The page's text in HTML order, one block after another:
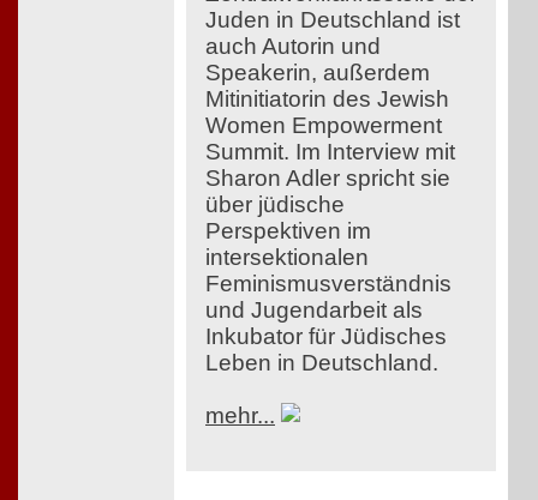
Juden in Deutschland ist
auch Autorin und
Speakerin, außerdem
Mitinitiatorin des Jewish
Women Empowerment
Summit. Im Interview mit
Sharon Adler spricht sie
über jüdische
Perspektiven im
intersektionalen
Feminismusverständnis
und Jugendarbeit als
Inkubator für Jüdisches
Leben in Deutschland.
mehr...